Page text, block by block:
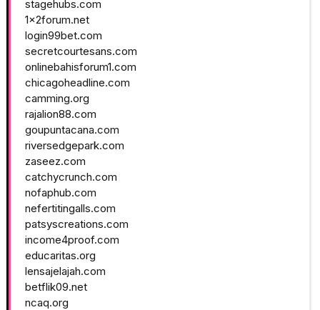
stagehubs.com
1x2forum.net
login99bet.com
secretcourtesans.com
onlinebahisforum1.com
chicagoheadline.com
camming.org
rajalion88.com
goupuntacana.com
riversedgepark.com
zaseez.com
catchycrunch.com
nofaphub.com
nefertitingalls.com
patsyscreations.com
income4proof.com
educaritas.org
lensajelajah.com
betflik09.net
ncaq.org